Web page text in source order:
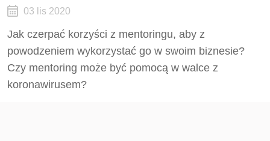
03 lis 2020
Jak czerpać korzyści z mentoringu, aby z
powodzeniem wykorzystać go w swoim biznesie?
Czy mentoring może być pomocą w walce z
koronawirusem?